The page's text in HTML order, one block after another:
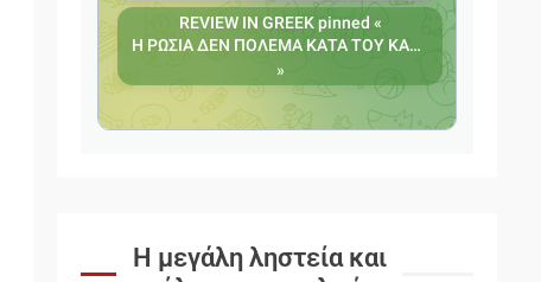
Η μεγάλη ληστεία και